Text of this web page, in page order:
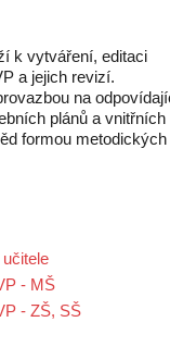
k vytváření, editaci
a jejich revizí.
na
plánů a vnitřních
formou metodických
- MŠ
- ZŠ, SŠ